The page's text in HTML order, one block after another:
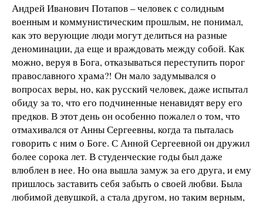
Андрей Иванович Потапов – человек с солидным
военным и коммунистическим прошлым, не понимал,
как это верующие люди могут делиться на разные
деноминации, да еще и враждовать между собой. Как
можно, веруя в Бога, отказываться переступить порог
православного храма?! Он мало задумывался о
вопросах веры, но, как русский человек, даже испытал
обиду за то, что его подчиненные ненавидят веру его
предков. В этот день он особенно пожалел о том, что
отмахивался от Анны Сергеевны, когда та пыталась
говорить с ним о Боге. С Анной Сергеевной он дружил
более сорока лет. В студенческие годы был даже
влюблен в нее. Но она вышла замуж за его друга, и ему
пришлось заставить себя забыть о своей любви. Была
любимой девушкой, а стала другом, но таким верным,